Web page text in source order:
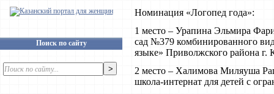
Поиск по сайту
Номинация «Логопед года»:
1 место – Урапина Эльмира
сад №379 комбинированного
языке» Приволжского района г.
2 место – Халимова Миляуша
школа-интернат для детей с